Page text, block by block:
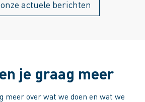
actuele berichten
je graag meer
meer over wat we doen en wat we